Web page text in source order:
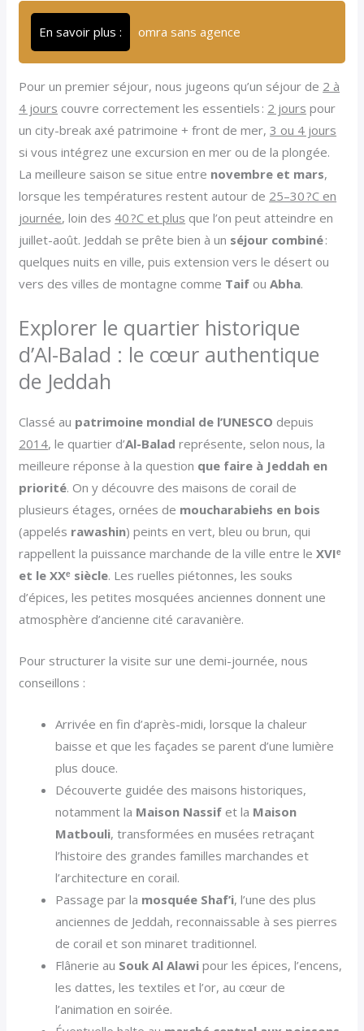
En savoir plus : omra sans agence
Pour un premier séjour, nous jugeons qu’un séjour de 2 à
4 jours couvre correctement les essentiels : 2 jours pour
un city-break axé patrimoine + front de mer,3 ou 4 jours
si vous intégrez une excursion en mer ou de la plongée.
La meilleure saison se situe entre novembre et mars,
lorsque les températures restent autour de 25–30 ?C en
journée, loin des 40 ?C et plus que l’on peut atteindre en
juillet-août. Jeddah se prête bien à un séjour combiné:
quelques nuits en ville, puis extension vers le désert ou
vers des villes de montagne comme Taif ouAbha.
Explorer le quartier historique
d’Al-Balad : le cœur authentique
de Jeddah
Classé au patrimoine mondial de l’UNESCO depuis
2014, le quartier d’Al-Balad représente, selon nous, la
meilleure réponse à la question que faire à Jeddah en
priorité. On y découvre des maisons de corail de
plusieurs étages, ornées de moucharabiehs en bois
(appelés rawashin) peints en vert, bleu ou brun, qui
rappellent la puissance marchande de la ville entre leXVIᵉ
et le XXᵉ siècle. Les ruelles piétonnes, les souks
d’épices, les petites mosquées anciennes donnent une
atmosphère d’ancienne cité caravanière.
Pour structurer la visite sur une demi-journée, nous
conseillons :
Arrivée en fin d’après-midi, lorsque la chaleur
baisse et que les façades se parent d’une lumière
plus douce.
Découverte guidée des maisons historiques,
notamment la Maison Nassif et la Maison
Matbouli, transformées en musées retraçant
l’histoire des grandes familles marchandes et
l’architecture en corail.
Passage par la mosquée Shaf’i, l’une des plus
anciennes de Jeddah, reconnaissable à ses pierres
de corail et son minaret traditionnel.
Flânerie au Souk Al Alawi pour les épices, l’encens,
les dattes, les textiles et l’or, au cœur de
l’animation en soirée.